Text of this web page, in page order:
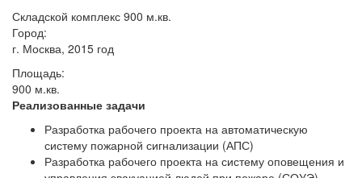
Складской комплекс 900 м.кв.
Город:
г. Москва, 2015 год
Площадь:
900 м.кв.
Реализованные задачи
Разработка рабочего проекта на автоматическую
систему пожарной сигнализации (АПС)
Разработка рабочего проекта на систему оповещения и